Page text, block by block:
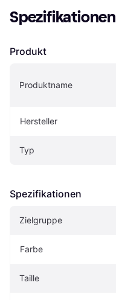
Spezifikationen
Produkt
Produktname
Hersteller
Typ
Spezifikationen
Zielgruppe
Farbe
Taille